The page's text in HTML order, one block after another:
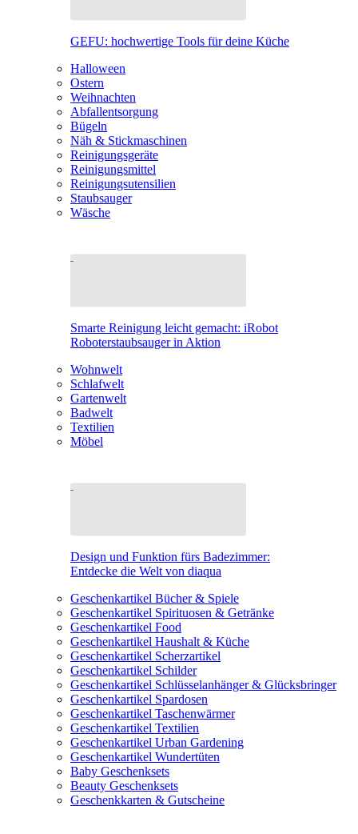
GEFU: hochwertige Tools für deine Küche
Halloween
Ostern
Weihnachten
Abfallentsorgung
Bügeln
Näh & Stickmaschinen
Reinigungsgeräte
Reinigungsmittel
Reinigungsutensilien
Staubsauger
Wäsche
Smarte Reinigung leicht gemacht: iRobot
Roboterstaubsauger in Aktion
Wohnwelt
Schlafwelt
Gartenwelt
Badwelt
Textilien
Möbel
Design und Funktion fürs Badezimmer:
Entdecke die Welt von diaqua
Geschenkartikel Bücher & Spiele
Geschenkartikel Spirituosen & Getränke
Geschenkartikel Food
Geschenkartikel Haushalt & Küche
Geschenkartikel Scherzartikel
Geschenkartikel Schilder
Geschenkartikel Schlüsselanhänger & Glücksbringer
Geschenkartikel Spardosen
Geschenkartikel Taschenwärmer
Geschenkartikel Textilien
Geschenkartikel Urban Gardening
Geschenkartikel Wundertüten
Baby Geschenksets
Beauty Geschenksets
Geschenkkarten & Gutscheine